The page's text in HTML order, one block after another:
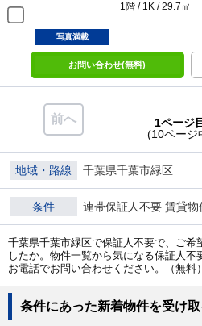
1階 / 1K / 29.7㎡
写真満載
お問い合わせ(無料)
前へ
1ページ
(10ページ
地域・路線 千葉県千葉市緑区
条件 連帯保証人不要 賃貸
千葉県千葉市緑区で保証人不要で、ご希
したか。物件一覧から気になる保証人
お電話でお問い合わせください。（無料）
条件にあった新着物件を受け取